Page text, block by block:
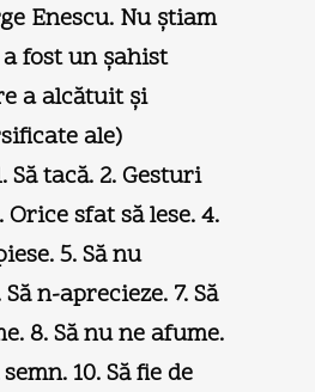
Enescu. Nu ştiam
fost un şahist
a alcătuit şi
ale)
Să tacă. 2. Gesturi
Orice sfat să lese. 4.
5. Să nu
n-aprecieze. 7. Să
8. Să nu ne afume.
10. Să fie de